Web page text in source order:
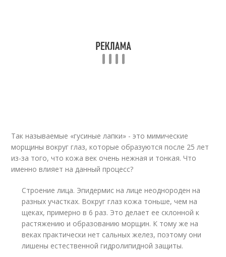
Так называемые «гусиные лапки» - это мимические
морщины вокруг глаз, которые образуются после 25 лет
из-за того, что кожа век очень нежная и тонкая. Что
именно влияет на данный процесс?
Строение лица. Эпидермис на лице неоднороден на
разных участках. Вокруг глаз кожа тоньше, чем на
щеках, примерно в 6 раз. Это делает ее склонной к
растяжению и образованию морщин. К тому же на
веках практически нет сальных желез, поэтому они
лишены естественной гидролипидной защиты.